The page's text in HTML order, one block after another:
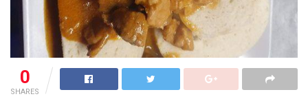
0
SHARES